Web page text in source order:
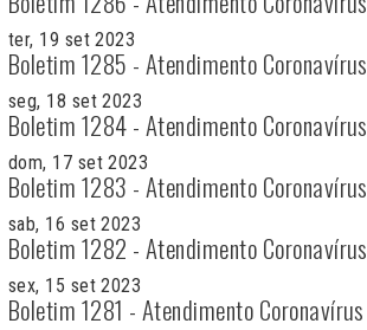
ter, 19 set 2023
Boletim 1285 - Atendimento Coronavírus
seg, 18 set 2023
Boletim 1284 - Atendimento Coronavírus
dom, 17 set 2023
Boletim 1283 - Atendimento Coronavírus
sab, 16 set 2023
Boletim 1282 - Atendimento Coronavírus
sex, 15 set 2023
Boletim 1281 - Atendimento Coronavírus